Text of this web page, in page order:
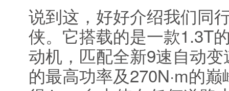
说到这，好好介绍我们
侠。它搭载的是一款1.3T
动机，匹配全新9速自动
的最高功率及270N·m的